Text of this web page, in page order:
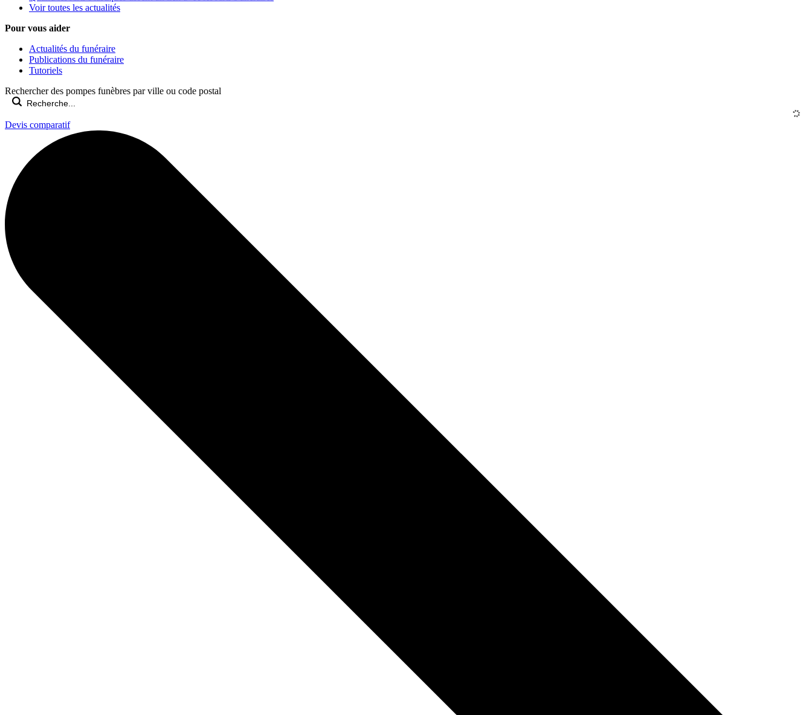
Voir toutes les actualités
Pour vous aider
Actualités du funéraire
Publications du funéraire
Tutoriels
Rechercher des pompes funèbres par ville ou code postal
Devis comparatif